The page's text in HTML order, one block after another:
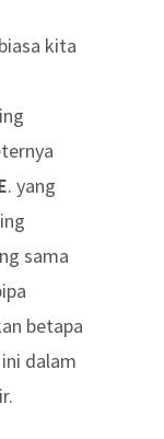
kita
. yang
sama
betapa
dalam